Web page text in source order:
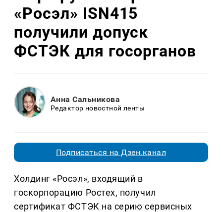
«Росэл» ISN415
получили допуск
ФСТЭК для госорганов
Анна Сальникова
Редактор новостной ленты
Подписаться на Дзен.канал
Холдинг «Росэл», входящий в
госкорпорацию Ростех, получил
сертификат ФСТЭК на серию сервисных